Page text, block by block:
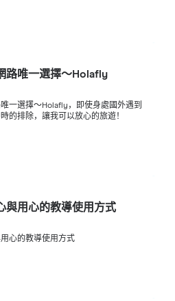
路唯一選擇～Holafly
一選擇～Holafly，即使身處國外遇到
的排除，讓我可以放心的旅遊！
與用心的教導使用方式
心的教導使用方式